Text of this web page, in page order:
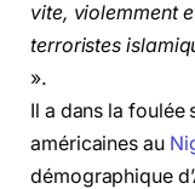
vite, violemment
terroristes
».
Il a dans la foulée
américaines au
démographique